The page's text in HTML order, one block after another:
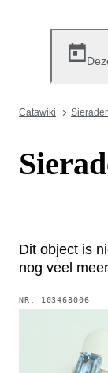
Catawiki
Dit object is
nog veel
NR. 103468006